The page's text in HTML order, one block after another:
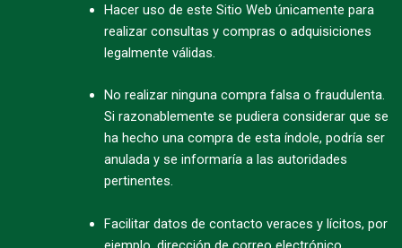
Hacer uso de este Sitio Web únicamente para
realizar consultas y compras o adquisiciones
legalmente válidas.
No realizar ninguna compra falsa o fraudulenta.
Si razonablemente se pudiera considerar que se
ha hecho una compra de esta índole, podría ser
anulada y se informaría a las autoridades
pertinentes.
Facilitar datos de contacto veraces y lícitos, por